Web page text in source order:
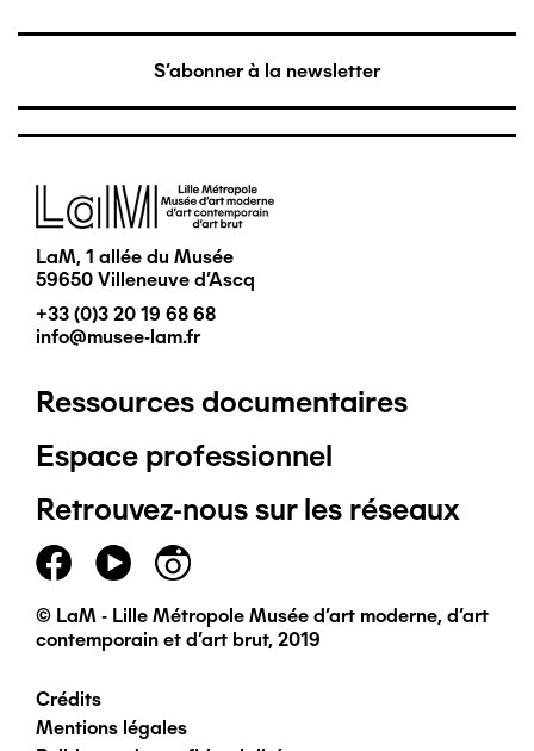
S'abonner à la newsletter
Image
LaM, 1 allée du Musée
59650 Villeneuve d'Ascq
+33 (0)3 20 19 68 68
info@musee-lam.fr
Pied
de
page
principal
Ressources documentaires
Espace professionnel
Retrouvez-nous sur les réseaux
© LaM - Lille Métropole Musée d'art moderne, d'art
contemporain et d'art brut, 2019
Pied
Crédits
Mentions légales